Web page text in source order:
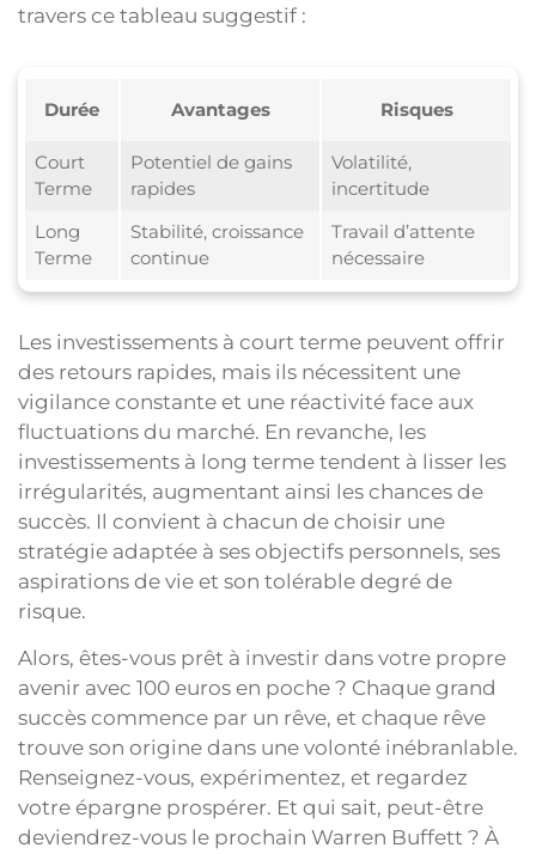
travers ce tableau suggestif :
Durée Avantages Risques
Court
Terme
Potentiel de gains
rapides
Volatilité,
incertitude
Long
Terme
Stabilité, croissance
continue
Travail d’attente
nécessaire
Les investissements à court terme peuvent offrir
des retours rapides, mais ils nécessitent une
vigilance constante et une réactivité face aux
fluctuations du marché. En revanche, les
investissements à long terme tendent à lisser les
irrégularités, augmentant ainsi les chances de
succès. Il convient à chacun de choisir une
stratégie adaptée à ses objectifs personnels, ses
aspirations de vie et son tolérable degré de
risque.
Alors, êtes-vous prêt à investir dans votre propre
avenir avec 100 euros en poche ? Chaque grand
succès commence par un rêve, et chaque rêve
trouve son origine dans une volonté inébranlable.
Renseignez-vous, expérimentez, et regardez
votre épargne prospérer. Et qui sait, peut-être
deviendrez-vous le prochain Warren Buffett ? À